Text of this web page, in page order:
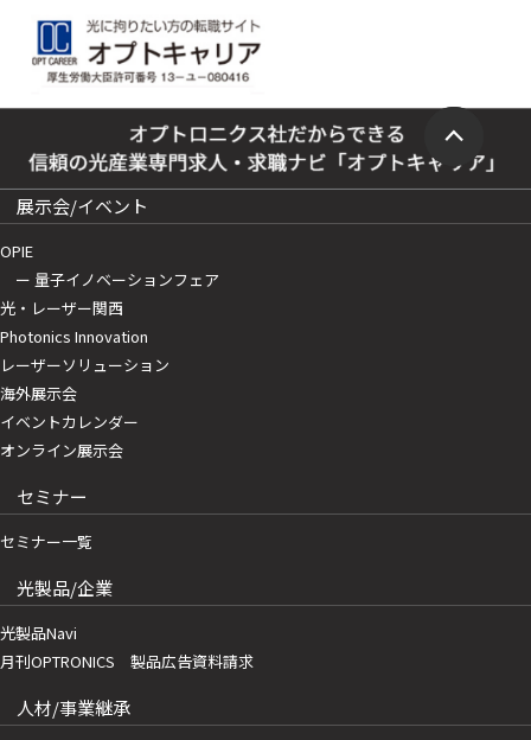
展示会/イベント
OPIE
ー 量子イノベーションフェア
光・レーザー関西
Photonics Innovation
レーザーソリューション
海外展示会
イベントカレンダー
オンライン展示会
セミナー
セミナー一覧
光製品/企業
光製品Navi
月刊OPTRONICS 製品広告資料請求
人材/事業継承